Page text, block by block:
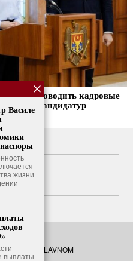
проводить кадровые
кандидатур
O GLAVNOM
Василе
жизни
выплаты